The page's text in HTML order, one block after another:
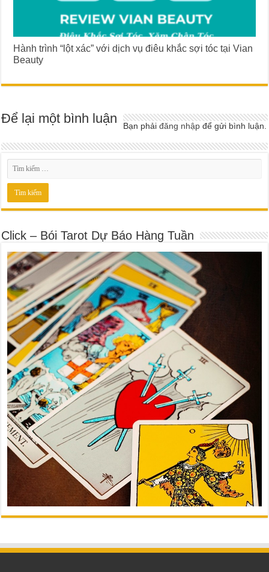
Hành trình “lột xác” với dịch vụ điêu khắc sợi tóc tại Vian
Beauty
Để lại một bình luận Bạn phảiđăng nhập để gửi bình luận.
Click – Bói Tarot Dự Báo Hàng Tuần